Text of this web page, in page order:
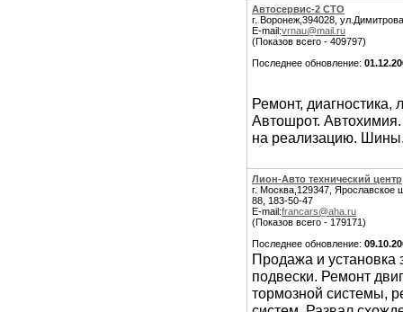
Автосервис-2 СТО
г. Воронеж,394028,
E-mail:vrnau@mail.ru
(Показов всего - 409797)
Последнее обновление:
Ремонт,
Автошрот.
на реализацию.
Лион-Авто технический центр
г. Москва,129347, Ярославское
88, 183-50-47
E-mail:francars@aha.ru
(Показов всего - 179171)
Последнее обновление:
Продажа и установка
подвески. Ремонт
тормозной системы,